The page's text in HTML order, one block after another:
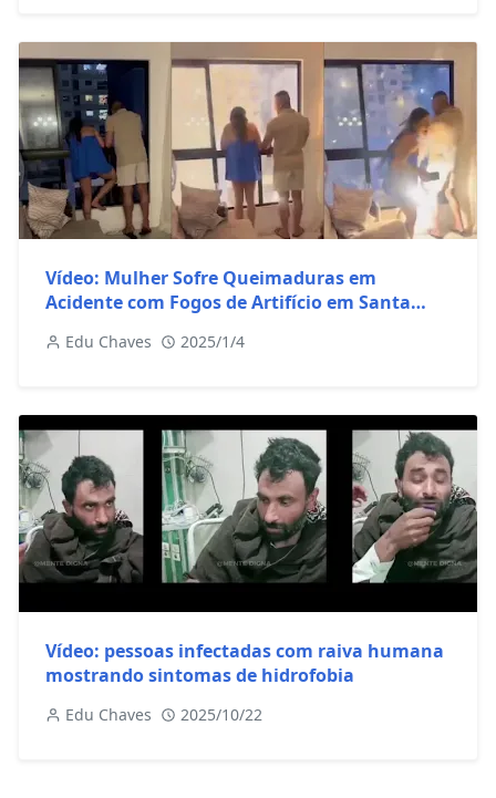
Vídeo: Mulher Sofre Queimaduras em
Acidente com Fogos de Artifício em Santa
Edu Chaves 2025/1/4
Vídeo: pessoas infectadas com raiva humana
mostrando sintomas de hidrofobia
Edu Chaves 2025/10/22